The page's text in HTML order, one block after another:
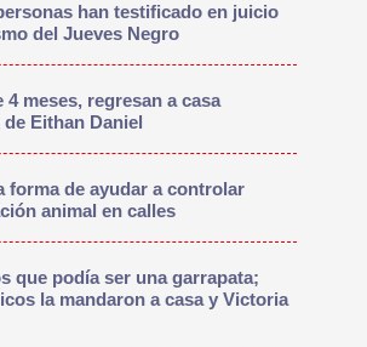
han testificado en juicio
del Jueves Negro
4 meses, regresan a casa
Eithan Daniel
forma de ayudar a controlar
animal en calles
que podía ser una garrapata;
la mandaron a casa y Victoria